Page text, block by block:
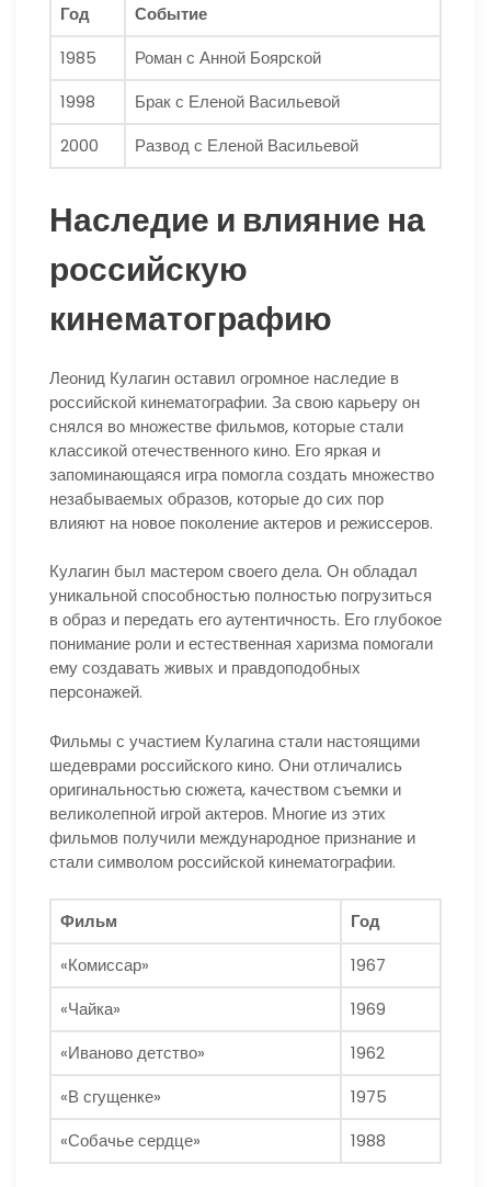
Год
Событие
1985
Роман с Анной Боярской
1998
Брак с Еленой Васильевой
2000
Развод с Еленой Васильевой
Наследие и влияние на
российскую
кинематографию
Леонид Кулагин оставил огромное наследие в
российской кинематографии. За свою карьеру он
снялся во множестве фильмов, которые стали
классикой отечественного кино. Его яркая и
запоминающаяся игра помогла создать множество
незабываемых образов, которые до сих пор
влияют на новое поколение актеров и режиссеров.
Кулагин был мастером своего дела. Он обладал
уникальной способностью полностью погрузиться
в образ и передать его аутентичность. Его глубокое
понимание роли и естественная харизма помогали
ему создавать живых и правдоподобных
персонажей.
Фильмы с участием Кулагина стали настоящими
шедеврами российского кино. Они отличались
оригинальностью сюжета, качеством съемки и
великолепной игрой актеров. Многие из этих
фильмов получили международное признание и
стали символом российской кинематографии.
Фильм
Год
«Комиссар»
1967
«Чайка»
1969
«Иваново детство»
1962
«В сгущенке»
1975
«Собачье сердце»
1988